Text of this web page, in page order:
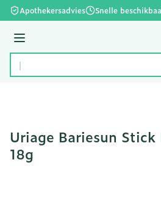
Ga naar de inhoud
Apothekersadvies Snelle
Menu
Product, merk, categorie...
Uriage Bariesun
18g